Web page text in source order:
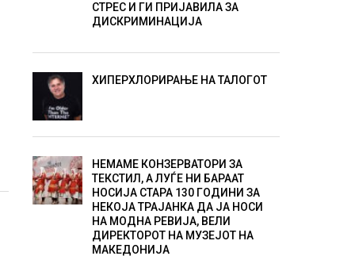
СТРЕС И ГИ ПРИЈАВИЛА ЗА
ДИСКРИМИНАЦИЈА
ХИПЕРХЛОРИРАЊЕ НА ТАЛОГОТ
НЕМАМЕ КОНЗЕРВАТОРИ ЗА
ТЕКСТИЛ, А ЛУЃЕ НИ БАРААТ
НОСИЈА СТАРА 130 ГОДИНИ ЗА
НЕКОЈА ТРАЈАНКА ДА ЈА НОСИ
НА МОДНА РЕВИЈА, ВЕЛИ
ДИРЕКТОРОТ НА МУЗЕЈОТ НА
МАКЕДОНИЈА